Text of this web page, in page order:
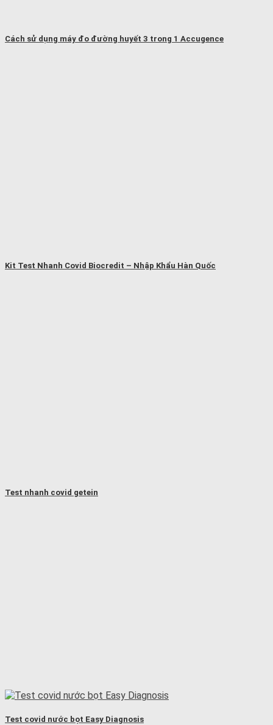
Cách sử dụng máy đo đường huyết 3 trong 1 Accugence
Kit Test Nhanh Covid Biocredit – Nhập Khẩu Hàn Quốc
Test nhanh covid getein
Test covid nước bọt Easy Diagnosis